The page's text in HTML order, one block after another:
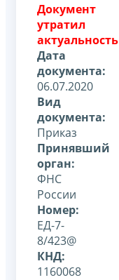
Документ
утратил
актуальность
Дата
документа:
06.07.2020
Вид
документа:
Приказ
Принявший
орган:
ФНС
России
Номер:
ЕД-7-
8/423@
КНД:
1160068